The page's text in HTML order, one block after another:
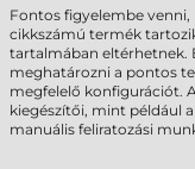
Fontos figyelembe
cikkszámú termék
tartalmában eltérhetnek.
meghatározni a pontos
megfelelő konfigurációt.
kiegészítői, mint például
manuális feliratozási